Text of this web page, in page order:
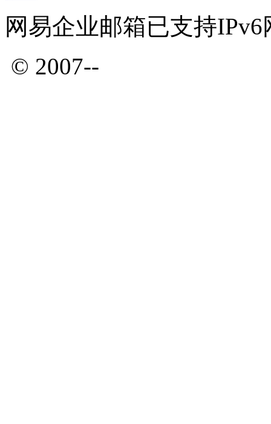
网易企业邮箱已支持
© 2007--